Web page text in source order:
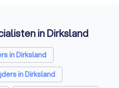
in Dirksland
in Dirksland
in Dirksland